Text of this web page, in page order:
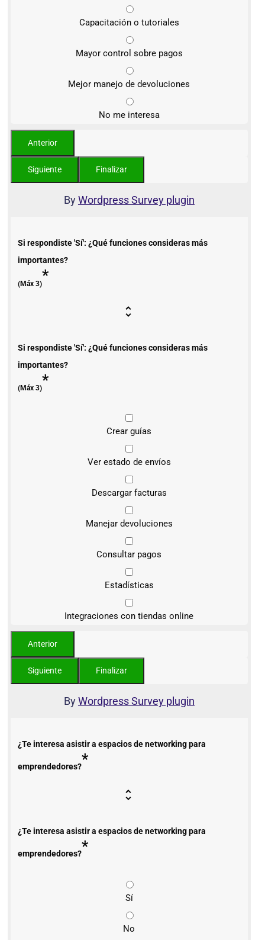
Capacitación o tutoriales
Mayor control sobre pagos
Mejor manejo de devoluciones
No me interesa
ByWordpress Survey plugin
Si respondiste 'Sí': ¿Qué funciones consideras más
importantes?
(Máx 3)*
Si respondiste 'Sí': ¿Qué funciones consideras más
importantes?
(Máx 3)*
Crear guías
Ver estado de envíos
Descargar facturas
Manejar devoluciones
Consultar pagos
Estadísticas
Integraciones con tiendas online
ByWordpress Survey plugin
¿Te interesa asistir a espacios de networking para
emprendedores?*
¿Te interesa asistir a espacios de networking para
emprendedores?*
Sí
No